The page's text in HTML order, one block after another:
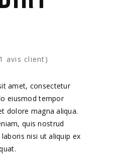
1 avis client)
amet, consectetur
eiusmod tempor
dolore magna aliqua.
quis nostrud
nisi ut aliquip ex